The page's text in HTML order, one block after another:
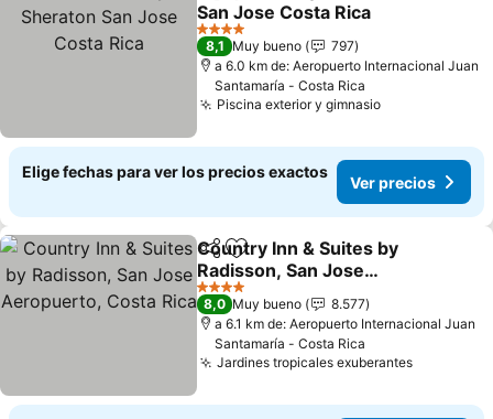
San Jose Costa Rica
Ver precios
4 Estrellas
8,1 Muy bueno
797
a 6.0 km de: Aeropuerto Internacional Juan
Santamaría - Costa Rica
Piscina exterior y gimnasioVer precios
Elige fechas para ver los precios exactos
Ver precios
CompartirAgregar a favoritos
Country Inn & Suites by
Radisson, San Jose
Aeropuerto, Costa Rica
Ver precios
4 Estrellas
8,0 Muy bueno
8.577
a 6.1 km de: Aeropuerto Internacional Juan
Santamaría - Costa Rica
Jardines tropicales exuberantesVer